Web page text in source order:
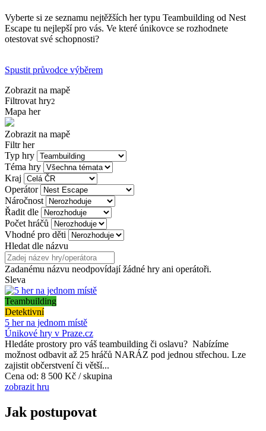
Vyberte si ze seznamu nejtěžších her typu Teambuilding od Nest
Escape tu nejlepší pro vás. Ve které únikovce se rozhodnete
otestovat své schopnosti?
Spustit průvodce výběrem
Zobrazit na mapě
Filtrovat hry2
Mapa her
Zobrazit na mapě
Filtr her
Typ hry
Téma hry
Kraj
Operátor
Náročnost
Řadit dle
Počet hráčů
Vhodné pro děti
Hledat dle názvu
Zadanému názvu neodpovídají žádné hry ani operátoři.
Sleva
Teambuilding
Detektivní
5 her na jednom místě
Únikové hry v Praze.cz
Hledáte prostory pro váš teambuilding či oslavu? Nabízíme
možnost odbavit až 25 hráčů NARÁZ pod jednou střechou. Lze
zajistit občerstvení či větší...
Cena od: 8 500 Kč / skupina
zobrazit hru
Jak postupovat